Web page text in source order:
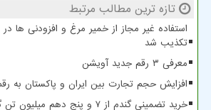
تازه ترین مطالب مرتبط
استفاده غیر مجاز از خمیر مرغ و افزودنی ها
تکذیب شد
معرفی ۳ رقم جدید آویشن
افزایش حجم تجارت بین ایران و پاکستان به رقم 10 میلیارد
خرید تضمینی گندم از ۷ و پنج دهم میلیون تن گذشت